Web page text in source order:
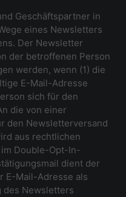
Geschäftspartner in
eines Newsletters
Der Newsletter
der betroffenen Person
werden, wenn (1) die
E-Mail-Adresse
sich für den
die von einer
den Newsletterversand
aus rechtlichen
Double-Opt-In-
dient der
E-Mail-Adresse als
des Newsletters